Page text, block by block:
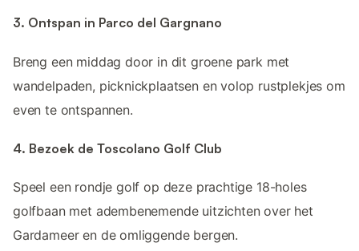
3. Ontspan in Parco del Gargnano
Breng een middag door in dit groene park met
wandelpaden, picknickplaatsen en volop rustplekjes om
even te ontspannen.
4. Bezoek de Toscolano Golf Club
Speel een rondje golf op deze prachtige 18-holes
golfbaan met adembenemende uitzichten over het
Gardameer en de omliggende bergen.